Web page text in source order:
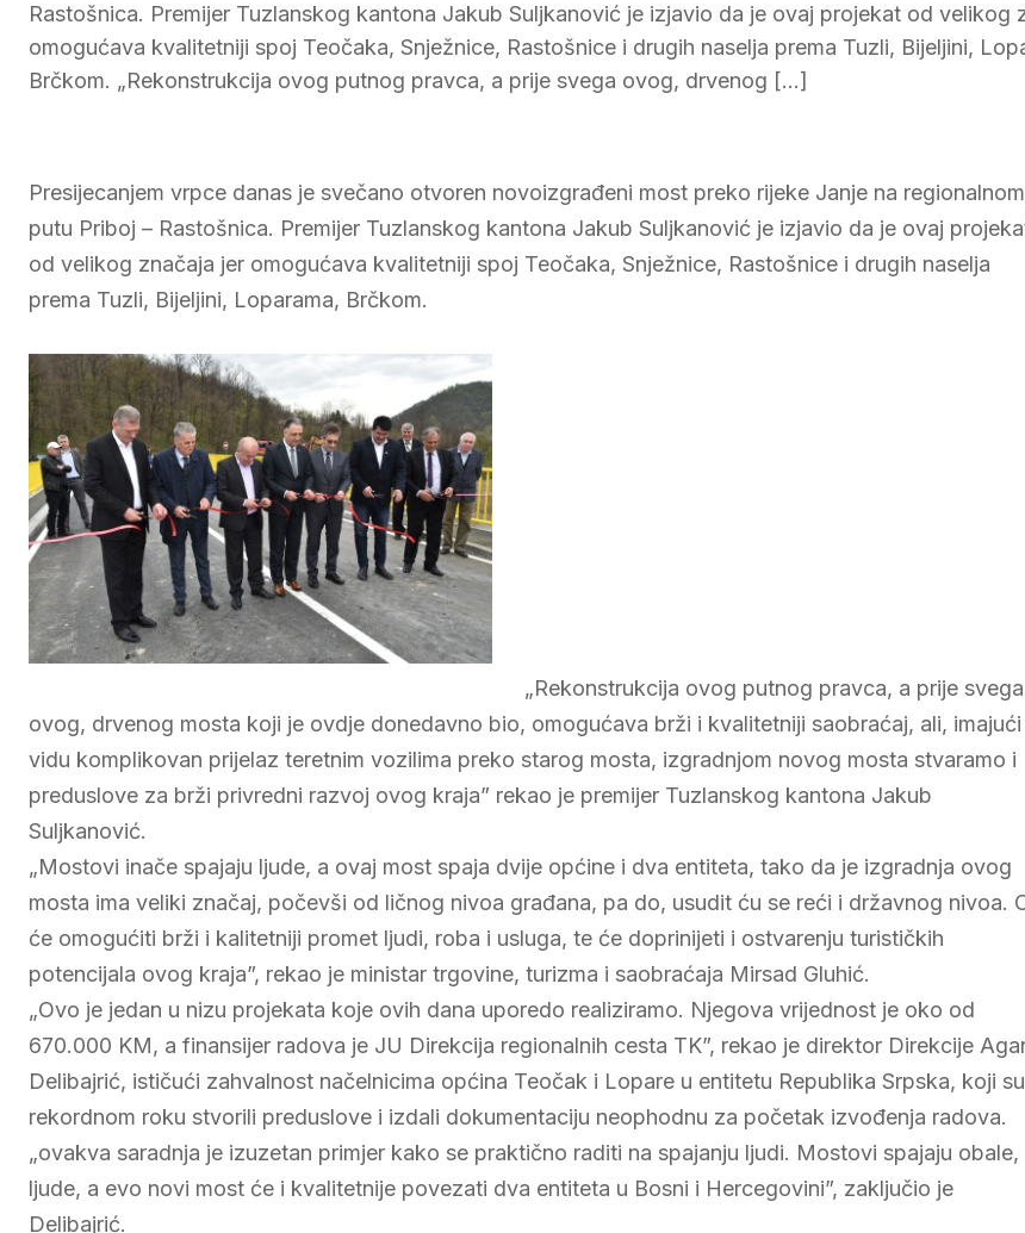
Rastošnica. Premijer Tuzlanskog kantona Jakub Suljkanović je izjavio da je ovaj projekat od velikog
omogućava kvalitetniji spoj Teočaka, Snježnice, Rastošnice i drugih naselja prema Tuzli, Bijeljini,
Brčkom. „Rekonstrukcija ovog putnog pravca, a prije svega ovog, drvenog […]
Presijecanjem vrpce danas je svečano otvoren novoizgrađeni most preko rijeke Janje na regionalnom
putu Priboj – Rastošnica. Premijer Tuzlanskog kantona Jakub Suljkanović je izjavio da je ovaj
od velikog značaja jer omogućava kvalitetniji spoj Teočaka, Snježnice, Rastošnice i drugih naselja
prema Tuzli, Bijeljini, Loparama, Brčkom.
„Rekonstrukcija ovog putnog pravca, a prije svega
ovog, drvenog mosta koji je ovdje donedavno bio, omogućava brži i kvalitetniji saobraćaj, ali, imajući
vidu komplikovan prijelaz teretnim vozilima preko starog mosta, izgradnjom novog mosta stvaramo i
preduslove za brži privredni razvoj ovog kraja” rekao je premijer Tuzlanskog kantona Jakub
Suljkanović.
„Mostovi inače spajaju ljude, a ovaj most spaja dvije općine i dva entiteta, tako da je izgradnja ovog
mosta ima veliki značaj, počevši od ličnog nivoa građana, pa do, usudit ću se reći i državnog nivoa.
će omogućiti brži i kalitetniji promet ljudi, roba i usluga, te će doprinijeti i ostvarenju turističkih
potencijala ovog kraja”, rekao je ministar trgovine, turizma i saobraćaja Mirsad Gluhić.
„Ovo je jedan u nizu projekata koje ovih dana uporedo realiziramo. Njegova vrijednost je oko od
670.000 KM, a finansijer radova je JU Direkcija regionalnih cesta TK”, rekao je direktor Direkcije
Delibajrić, ističući zahvalnost načelnicima općina Teočak i Lopare u entitetu Republika Srpska, koji
rekordnom roku stvorili preduslove i izdali dokumentaciju neophodnu za početak izvođenja radova.
„ovakva saradnja je izuzetan primjer kako se praktično raditi na spajanju ljudi. Mostovi spajaju obale,
ljude, a evo novi most će i kvalitetnije povezati dva entiteta u Bosni i Hercegovini”, zaključio je
Delibajrić.